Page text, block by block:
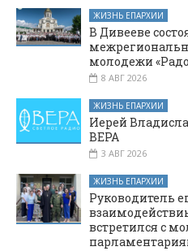
ЖИЗНЬ ЕПАРХИИ
В Дивееве
молодежи
8 АВГ 2026
ЖИЗНЬ ЕПАРХИИ
Иерей
ВЕРА
3 АВГ 2026
ЖИЗНЬ ЕПАРХИИ
Руководитель
встретился с